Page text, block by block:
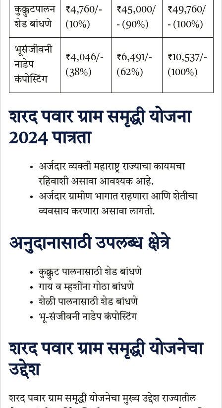
कुक्कुटपालन
शेड बांधणे
₹4,760/-
(10%)
₹45,000/
- (90%)
₹49,760/
- (100%)
भूसंजीवनी
नाडेप
कंपोस्टिंग
₹4,046/-
(38%)
₹6,491/-
(62%)
₹10,537/-
(100%)
शरद पवार ग्राम समृद्धी योजना
2024 पात्रता
अर्जदार व्यक्ती महाराष्ट्र राज्याचा कायमचा
रहिवाशी असावा आवश्यक आहे.
अर्जदार ग्रामीण भागात राहणारा आणि शेतीचा
व्यवसाय करणारा असावा लागतो.
अनुदानासाठी उपलब्ध क्षेत्रे
कुक्कुट पालनासाठी शेड बांधणे
गाय व म्हशींना गोठा बांधणे
शेळी पालनासाठी शेड बांधणे
भू-संजीवनी नाडेप कंपोस्टिंग
शरद पवार ग्राम समृद्धीयोजनेचा
उद्देश
शरद पवार ग्राम समृद्धी योजनेचा मुख्य उद्देश राज्यातील